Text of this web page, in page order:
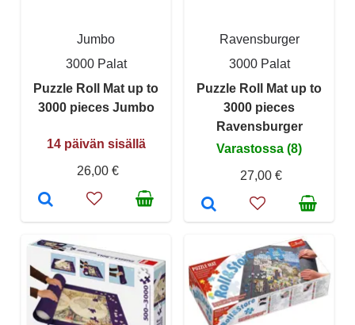
Jumbo
3000 Palat
Puzzle Roll Mat up to
3000 pieces Jumbo
14 päivän sisällä
26,00 €
Ravensburger
3000 Palat
Puzzle Roll Mat up to
3000 pieces
Ravensburger
Varastossa (8)
27,00 €